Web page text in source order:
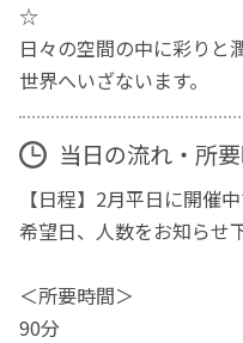
☆
日々の空間の中に彩りと
世界へいざないます。
当日の流れ・所
【日程】2月平日に開催中
希望日、人数をお知らせ
＜所要時間＞
90分